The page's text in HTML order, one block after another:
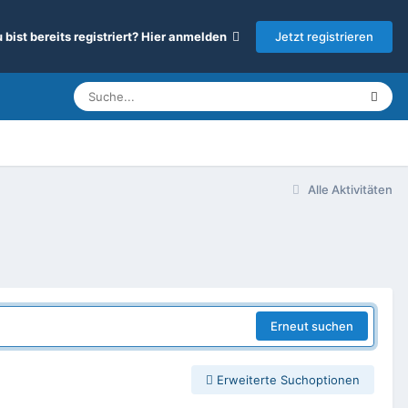
bist bereits registriert? Hier anmelden Jetzt registrieren
Alle Aktivitäten
Erneut suchen
Erweiterte Suchoptionen